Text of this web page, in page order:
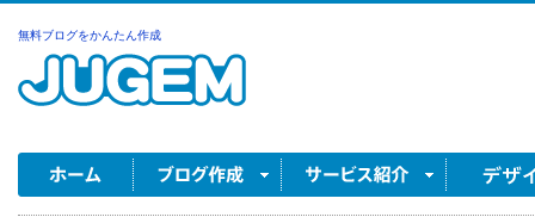
無料ブログをかんたん作成